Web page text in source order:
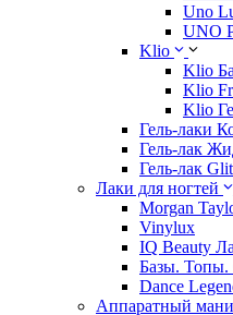
Uno
UNO
Klio
Klio
Klio
Klio
Гель-лаки
Гель-лак
Гель-лак
Лаки для ногтей
Morgan
Vinylux
IQ Beauty
Базы.
Dance
Аппаратный